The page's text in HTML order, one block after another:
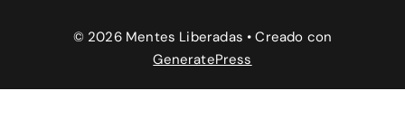
© 2026 Mentes Liberadas • Creado con
GeneratePress